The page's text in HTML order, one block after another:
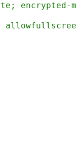
encrypted-